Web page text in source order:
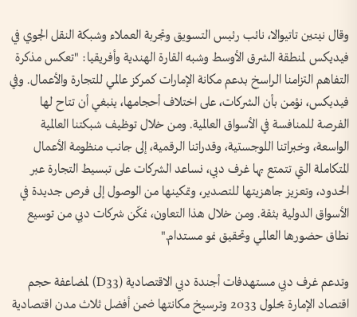
وقال نيتين تاتيوالا، نائب رئيس التسويق وتجربة العملاء وشبكة النقل الجوي في
فيديكس لمنطقة الشرق الأوسط وشبه القارة الهندية وأفريقيا: "تعكس مذكرة
التفاهم التزامنا الراسخ بدعم مكانة الإمارات كمركز عالمي للتجارة والأعمال. وفي
فيديكس، نؤمن بأن الشركات، على اختلاف أحجامها، ينبغي أن تتاح لها
الفرصة للمنافسة في الأسواق العالمية. ومن خلال توظيف شبكتنا العالمية
الواسعة، وخبراتنا اللوجستية، وقدراتنا الرقمية، إلى جانب منظومة الأعمال
المتكاملة التي تتمتع بها غرف دبي، نساعد الشركات على تبسيط التجارة عبر
الحدود، وتعزيز جاهزيتها للتصدير، وتمكينها من الوصول إلى فرص جديدة في
الأسواق الدولية بثقة. ومن خلال هذا التعاون، نمكّن شركات دبي من توسيع
نطاق حضورها العالمي وتحقيق نمو مستدام."
وتدعم غرف دبي مستهدفات أجندة دبي الاقتصادية (D33) لمضاعفة حجم
اقتصاد الإمارة بحلول 2033 وترسيخ مكانتها ضمن أفضل ثلاث مدن اقتصادية